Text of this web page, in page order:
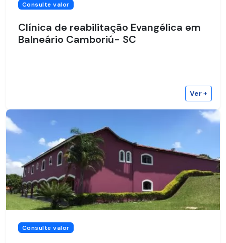
Consulte valor
Clínica de reabilitação Evangélica em
Balneário Camboriú- SC
Ver +
Consulte valor